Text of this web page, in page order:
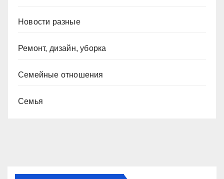
Новости разные
Ремонт, дизайн, уборка
Семейные отношения
Семья